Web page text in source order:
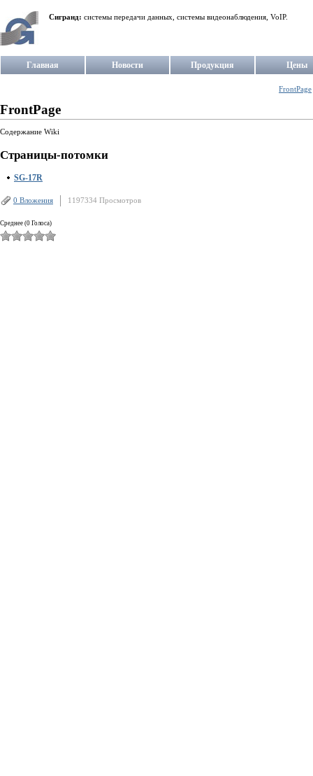
Сигранд: системы передачи данных, системы видеонаблюдения, VoIP.
Главная Новости Продукция Цены
FrontPage
FrontPage
Содержание Wiki
Страницы-потомки
SG-17R
0 Вложения 1197334 Просмотров
Среднее (0 Голоса)